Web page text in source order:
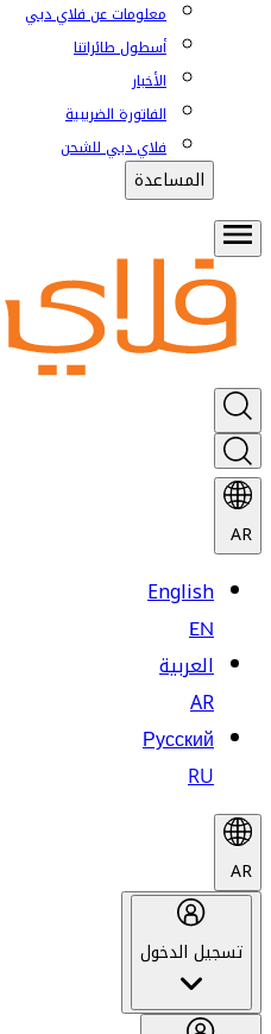
معلومات عن فلاي دبي
أسطول طائراتنا
الأخبار
الفاتورة الضريبية
فلاي دبي للشحن
المساعدة
AR
English
EN
العربية
AR
Русский
RU
AR
تسجيل الدخول